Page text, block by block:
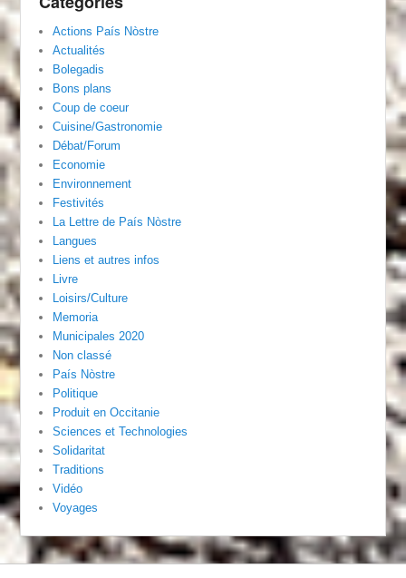
Actions País Nòstre
Actualités
Bolegadis
Bons plans
Coup de coeur
Cuisine/Gastronomie
Débat/Forum
Economie
Environnement
Festivités
La Lettre de País Nòstre
Langues
Liens et autres infos
Livre
Loisirs/Culture
Memoria
Municipales 2020
Non classé
País Nòstre
Politique
Produit en Occitanie
Sciences et Technologies
Solidaritat
Traditions
Vidéo
Voyages